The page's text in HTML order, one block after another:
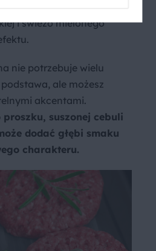
Używaj
i świeżo mielonego
nie potrzebuje wielu
ale możesz
akcentami.
suszonej cebuli
dodać głębi smaku
charakteru.